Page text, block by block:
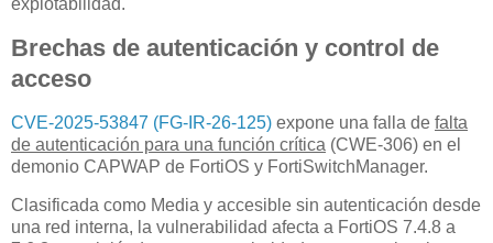
Brechas de autenticación y control de
acceso
CVE-2025-53847 (FG-IR-26-125) expone una falla de falta
de autenticación para una función crítica (CWE-306) en el
demonio CAPWAP de FortiOS y FortiSwitchManager.
Clasificada como Media y accesible sin autenticación desde
una red interna, la vulnerabilidad afecta a FortiOS 7.4.8 a